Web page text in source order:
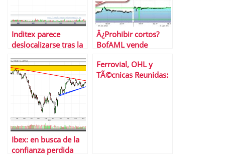
Inditex parece
deslocalizarse tras la
directriz alcista
Â¿Prohibir cortos?
BofAML vende
caiga un 35%
Ibex: en busca de la
confianza perdida
Ferrovial, OHL y
TÃ©cnicas Reunidas: